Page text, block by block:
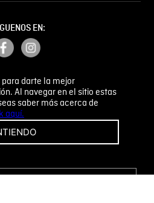
para darte la mejor
Al navegar en el sitio estas
saber más acerca de
aquí.
EN:
Y RECLAMOS
FÁCILES!